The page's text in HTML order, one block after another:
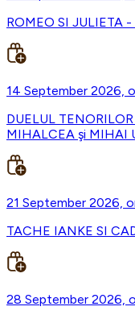
ROMEO SI JULIETA
14 September 2026,
DUELUL
MIHALCEA şi MIHAI
21 September 2026,
TACHE IANKE SI
28 September 2026,